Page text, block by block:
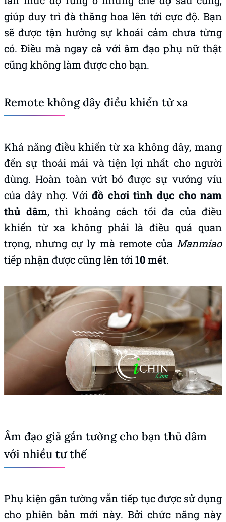
giúp duy trì đà thăng hoa lên tới cực độ. Bạn
sẽ được tận hưởng sự khoái cảm chưa từng
có. Điều mà ngay cả với âm đạo phụ nữ thật
cũng không làm được cho bạn.
Remote không dây điều khiển từ xa
Khả năng điều khiển từ xa không dây, mang
đến sự thoải mái và tiện lợi nhất cho người
dùng. Hoàn toàn vứt bỏ được sự vướng víu
của dây nhợ. Vớiđồ chơi tình dục cho nam
thủ dâm, thì khoảng cách tối đa của điều
khiển từ xa không phải là điều quá quan
trọng, nhưng cự ly mà remote của Manmiao
tiếp nhận được cũng lên tới10 mét.
Âm đạo giả gắn tường cho bạn thủ dâm
với nhiều tư thế
Phụ kiện gắn tường vẫn tiếp tục được sử dụng
cho phiên bản mới này. Bởi chức năng này